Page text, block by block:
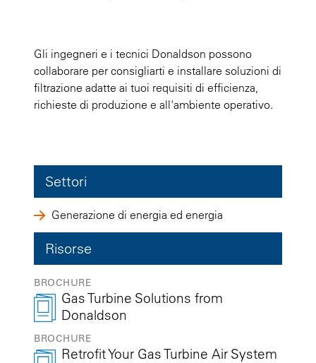
Gli ingegneri e i tecnici Donaldson possono
collaborare per consigliarti e installare soluzioni di
filtrazione adatte ai tuoi requisiti di efficienza,
richieste di produzione e all'ambiente operativo.
Settori
Generazione di energia ed energia
Risorse
BROCHURE
Gas Turbine Solutions from
Donaldson
BROCHURE
Retrofit Your Gas Turbine Air System